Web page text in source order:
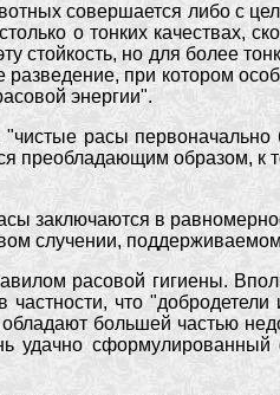
совершается либо с
о тонких качествах,
стойкость, но для более
разведение, при котором
энергии".
расы
преобладающим образом,
заключаются в
случении,
расовой гигиены.
частности, что
большей частью
сформулированный